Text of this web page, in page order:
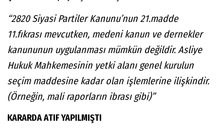
“2820 Siyasi Partiler Kanunu’nun 21.madde
11.fıkrası mevcutken, medeni kanun ve dernekler
kanununun uygulanması mümkün değildir. Asliye
Hukuk Mahkemesinin yetki alanı genel kurulun
seçim maddesine kadar olan işlemlerine ilişkindir.
(Örneğin, mali raporların ibrası gibi)”
KARARDA ATIF YAPILMIŞTI